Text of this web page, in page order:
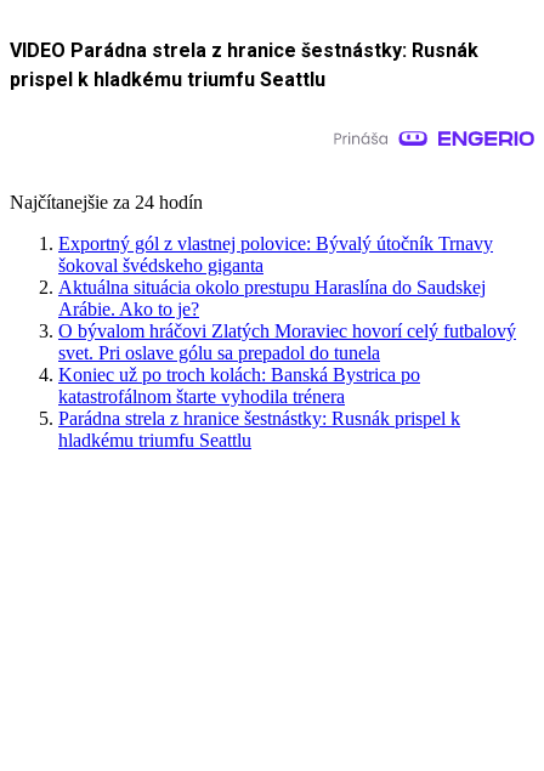
VIDEO Parádna strela z hranice šestnástky: Rusnák
prispel k hladkému triumfu Seattlu
Najčítanejšie za 24 hodín
Exportný gól z vlastnej polovice: Bývalý útočník Trnavy
šokoval švédskeho giganta
Aktuálna situácia okolo prestupu Haraslína do Saudskej
Arábie. Ako to je?
O bývalom hráčovi Zlatých Moraviec hovorí celý futbalový
svet. Pri oslave gólu sa prepadol do tunela
Koniec už po troch kolách: Banská Bystrica po
katastrofálnom štarte vyhodila trénera
Parádna strela z hranice šestnástky: Rusnák prispel k
hladkému triumfu Seattlu